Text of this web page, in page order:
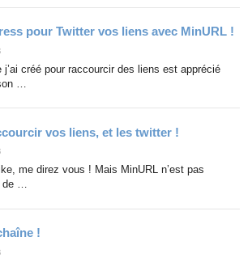
pour Twitter vos liens avec MinURL !
créé pour raccourcir des liens est apprécié
…
vos liens, et les twitter !
me direz vous ! Mais MinURL n’est pas
de …
!